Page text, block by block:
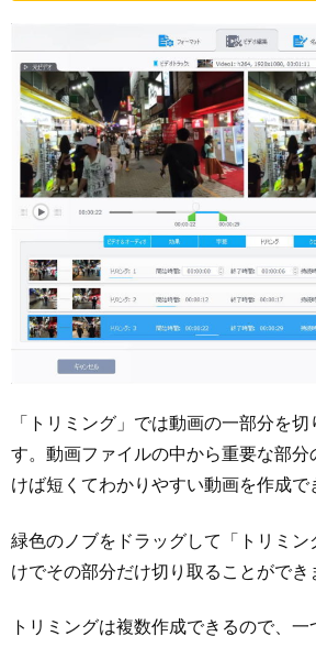
「トリミング」では動画の一部分を
す。動画ファイルの中から重要な部分
けば短くてわかりやすい動画を作成で
緑色のノブをドラッグして「トリミン
けでその部分だけ切り取ることができ
トリミングは複数作成できるので、